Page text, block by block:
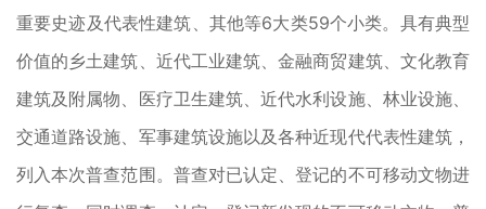
重要史迹及代表性建筑、其他等6大类59个小类。具有典型
价值的乡土建筑、近代工业建筑、金融商贸建筑、文化教育
建筑及附属物、医疗卫生建筑、近代水利设施、林业设施、
交通道路设施、军事建筑设施以及各种近现代代表性建筑，
列入本次普查范围。普查对已认定、登记的不可移动文物进